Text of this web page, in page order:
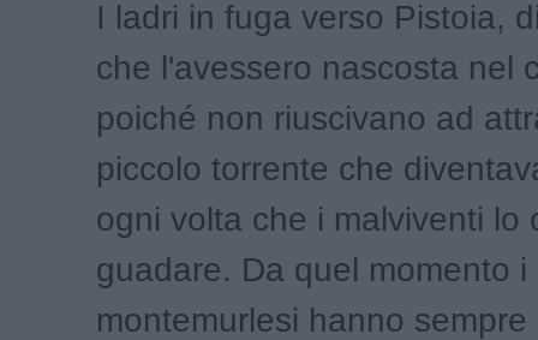
I ladri in fuga verso Pistoia,
che l'avessero nascosta nel
poiché non riuscivano ad
piccolo torrente che
ogni volta che i malviventi lo
guadare. Da quel momento i
montemurlesi hanno